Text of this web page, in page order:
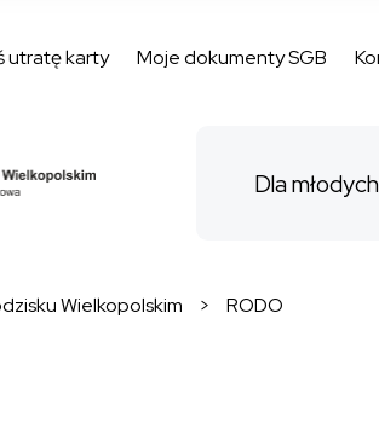
utratę karty Moje dokumenty SGB
Dla młodych
Wielkopolskim > RODO